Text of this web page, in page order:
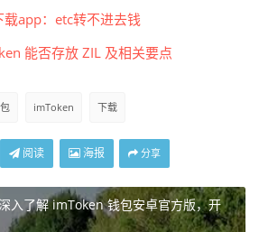
app：etc转不进去钱
能否存放 ZIL 及相关要点
imToken 下载
阅读 海报 分享
入了解 imToken 钱包安卓官方版，开